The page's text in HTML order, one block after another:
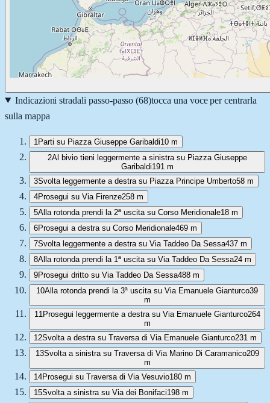
Indicazioni stradali passo-passo (68)tocca una voce per centrarla
sulla mappa
1 Parti su Piazza Giuseppe Garibaldi10 m
2Al bivio tieni leggermente a sinistra su Piazza Giuseppe
Garibaldi191 m
3Svolta leggermente a destra su Piazza Principe Umberto58 m
4Prosegui su Via Firenze258 m
5Alla rotonda prendi la 2ª uscita su Corso Meridionale18 m
6Prosegui a destra su Corso Meridionale469 m
7Svolta leggermente a destra su Via Taddeo Da Sessa437 m
8Alla rotonda prendi la 1ª uscita su Via Taddeo Da Sessa24 m
9Prosegui dritto su Via Taddeo Da Sessa488 m
10Alla rotonda prendi la 3ª uscita su Via Emanuele Gianturco39
m
11 Prosegui leggermente a destra su Via Emanuele Gianturco264
m
12Svolta a destra su Traversa di Via Emanuele Gianturco231 m
13Svolta a sinistra su Traversa di Via Marino Di Caramanico209
m
14Prosegui su Traversa di Via Vesuvio180 m
15Svolta a sinistra su Via dei Bonifaci198 m